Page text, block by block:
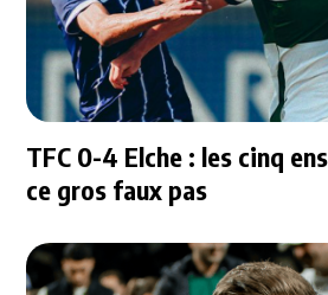
TFC 0-4 Elche : les cinq
ce gros faux pas